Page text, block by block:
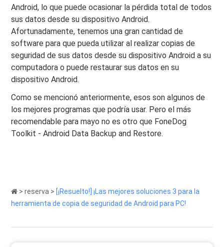
Android, lo que puede ocasionar la pérdida total de todos
sus datos desde su dispositivo Android.
Afortunadamente, tenemos una gran cantidad de
software para que pueda utilizar al realizar copias de
seguridad de sus datos desde su dispositivo Android a su
computadora o puede restaurar sus datos en su
dispositivo Android.
Como se mencionó anteriormente, esos son algunos de
los mejores programas que podría usar. Pero el más
recomendable para mayo no es otro que FoneDog
Toolkit - Android Data Backup and Restore.
>reserva > [¡Resuelto!] ¡Las mejores soluciones 3 para la
herramienta de copia de seguridad de Android para PC!